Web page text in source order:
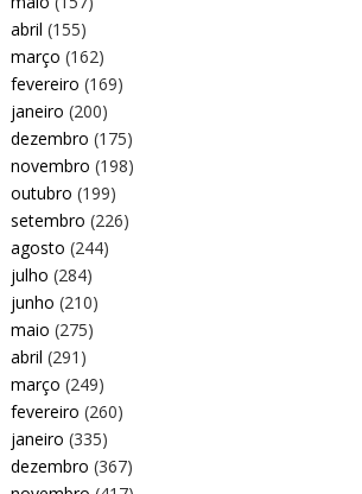
abril (155)
março (162)
fevereiro (169)
janeiro (200)
dezembro (175)
novembro (198)
outubro (199)
setembro (226)
agosto (244)
julho (284)
junho (210)
maio (275)
abril (291)
março (249)
fevereiro (260)
janeiro (335)
dezembro (367)